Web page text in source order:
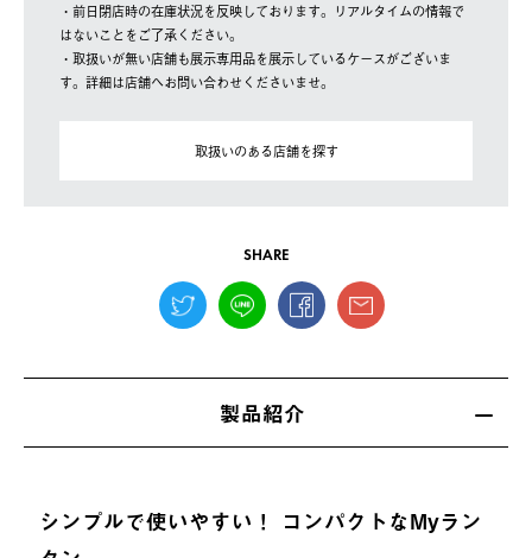
・前日閉店時の在庫状況を反映しております。リアルタイムの情報で
はないことをご了承ください。
・取扱いが無い店舗も展示専用品を展示しているケースがございま
す。詳細は店舗へお問い合わせくださいませ。
取扱いのある店舗を探す
SHARE
製品紹介
シンプルで使いやすい！ コンパクトなMyラン